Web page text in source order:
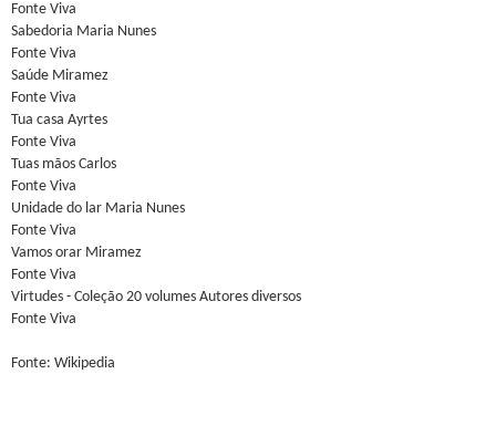
Fonte Viva
Sabedoria Maria Nunes
Fonte Viva
Saúde Miramez
Fonte Viva
Tua casa Ayrtes
Fonte Viva
Tuas mãos Carlos
Fonte Viva
Unidade do lar Maria Nunes
Fonte Viva
Vamos orar Miramez
Fonte Viva
Virtudes - Coleção 20 volumes Autores diversos
Fonte Viva
Fonte: Wikipedia